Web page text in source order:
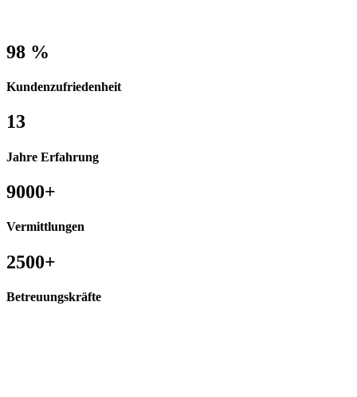
98 %
Kundenzufriedenheit
13
Jahre Erfahrung
9000+
Vermittlungen
2500+
Betreuungskräfte